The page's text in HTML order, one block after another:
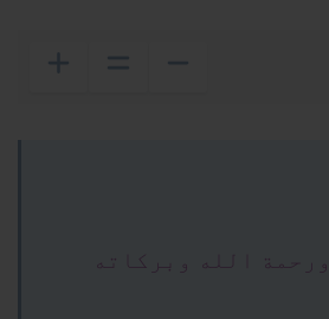
ورحمة الله وبركاته